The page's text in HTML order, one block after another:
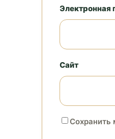
Электронная
Сайт
Сохранить